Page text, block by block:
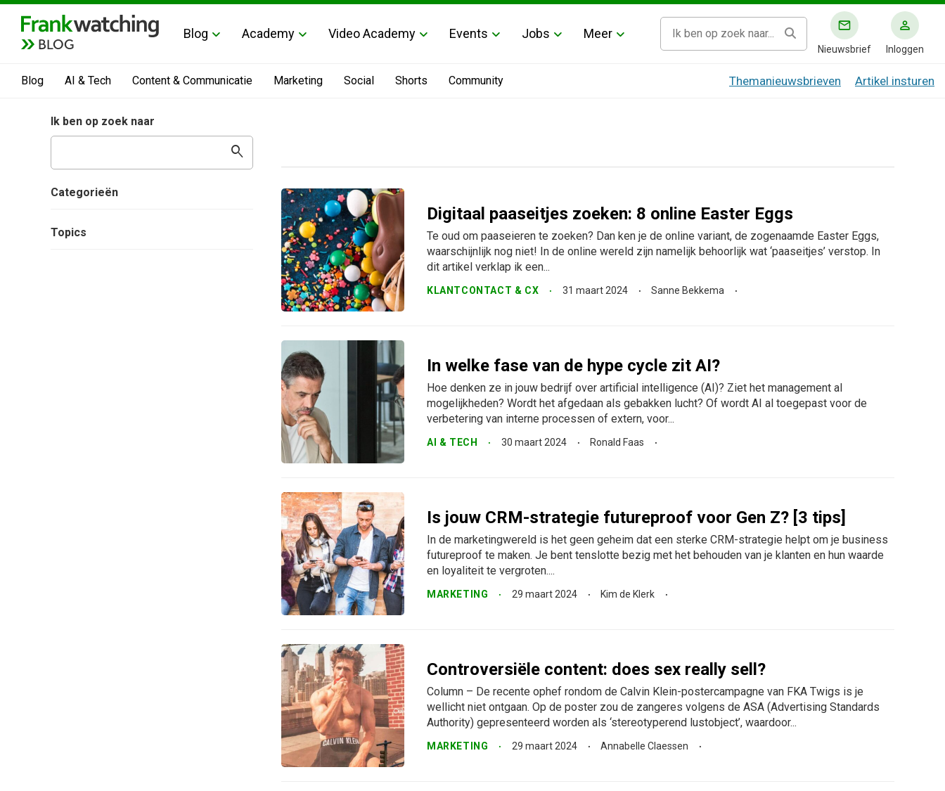
BLOG
Blog Academy Video Academy Events Jobs Meer
Nieuwsbrief Inloggen
Blog AI & Tech Content & Communicatie Marketing Social Shorts Community Themanieuwsbrieven Artikel insturen
Ik ben op zoek naar
search
Categorieën
Topics
Digitaal paaseitjes zoeken: 8 online Easter Eggs
Te oud om paaseieren te zoeken? Dan ken je de online variant, de zogenaamde Easter Eggs,
waarschijnlijk nog niet! In de online wereld zijn namelijk behoorlijk wat ‘paaseitjes’ verstop. In
dit artikel verklap ik een...
KLANTCONTACT & CX 31 maart 2024 Sanne Bekkema
In welke fase van de hype cycle zit AI?
Hoe denken ze in jouw bedrijf over artificial intelligence (AI)? Ziet het management al
mogelijkheden? Wordt het afgedaan als gebakken lucht? Of wordt AI al toegepast voor de
verbetering van interne processen of extern, voor...
AI & TECH 30 maart 2024 Ronald Faas
Is jouw CRM-strategie futureproof voor Gen Z? [3 tips]
In de marketingwereld is het geen geheim dat een sterke CRM-strategie helpt om je business
futureproof te maken. Je bent tenslotte bezig met het behouden van je klanten en hun waarde
en loyaliteit te vergroten....
MARKETING 29 maart 2024 Kim de Klerk
Controversiële content: does sex really sell?
Column – De recente ophef rondom de Calvin Klein-postercampagne van FKA Twigs is je
wellicht niet ontgaan. Op de poster zou de zangeres volgens de ASA (Advertising Standards
Authority) gepresenteerd worden als ‘stereotyperend lustobject’, waardoor...
MARKETING 29 maart 2024 Annabelle Claessen